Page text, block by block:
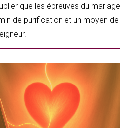
que les épreuves du mariage
de purification et un moyen de